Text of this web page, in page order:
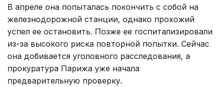
В апреле она попыталась покончить с собой на
железнодорожной станции, однако прохожий
успел ее остановить. Позже ее госпитализировали
из-за высокого риска повторной попытки. Сейчас
она добивается уголовного расследования, а
прокуратура Парижа уже начала
предварительную проверку.